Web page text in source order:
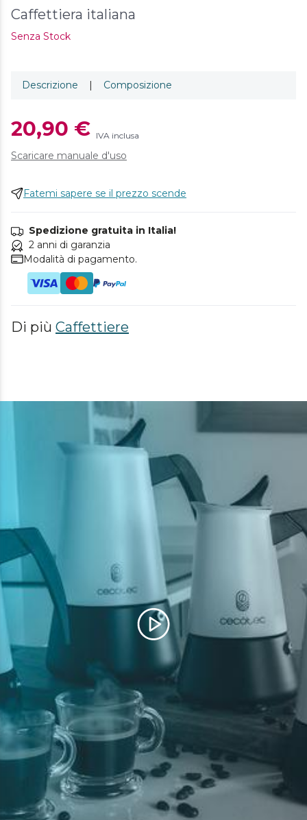
Caffettiera italiana
Senza Stock
Descrizione | Composizione
20,90 € IVA inclusa
Scaricare manuale d'uso
Fatemi sapere se il prezzo scende
Spedizione gratuita in Italia!
2 anni di garanzia
Modalità di pagamento.
Di più Caffettiere